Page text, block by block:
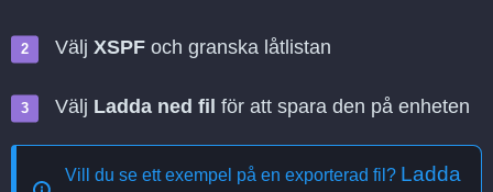
Välj XSPF och granska låtlistan
Välj Ladda ned fil för att spara den på enheten
Vill du se ett exempel på en exporterad fil? Ladda